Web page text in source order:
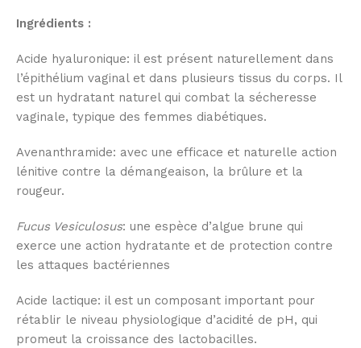
Ingrédients :
Acide hyaluronique: il est présent naturellement dans
l’épithélium vaginal et dans plusieurs tissus du corps. Il
est un hydratant naturel qui combat la sécheresse
vaginale, typique des femmes diabétiques.
Avenanthramide: avec une efficace et naturelle action
lénitive contre la démangeaison, la brûlure et la
rougeur.
Fucus Vesiculosus: une espèce d’algue brune qui
exerce une action hydratante et de protection contre
les attaques bactériennes
Acide lactique: il est un composant important pour
rétablir le niveau physiologique d’acidité de pH, qui
promeut la croissance des lactobacilles.